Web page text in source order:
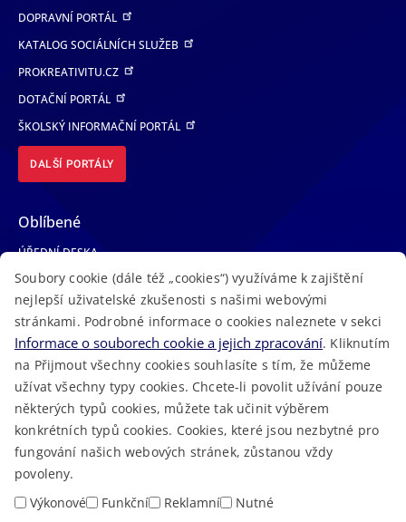
DOPRAVNÍ PORTÁL
KATALOG SOCIÁLNÍCH SLUŽEB
PROKREATIVITU.CZ
DOTAČNÍ PORTÁL
ŠKOLSKÝ INFORMAČNÍ PORTÁL
DALŠÍ PORTÁLY
Oblíbené
ÚŘEDNÍ DESKA
TELEFONNÍ SEZNAM
LÉKAŘSKÁ POHOTOVOST
VOLNÁ MÍSTA
AKTUALITY
2023 © Královéhradecký kraj • Vytvořeno vMacron Software
RSS • Mapa stránek •Cookies Prohlášení o přístupnosti
Soubory cookie (dále též „cookies“) využíváme k zajištění
nejlepší uživatelské zkušenosti s našimi webovými
stránkami. Podrobné informace o cookies naleznete v sekci
Informace o souborech cookie a jejich zpracování. Kliknutím
na Přijmout všechny cookies souhlasíte s tím, že můžeme
užívat všechny typy cookies. Chcete-li povolit užívání pouze
některých typů cookies, můžete tak učinit výběrem
konkrétních typů cookies. Cookies, které jsou nezbytné pro
fungování našich webových stránek, zůstanou vždy
povoleny.
Výkonové
Funkční Reklamní Nutné